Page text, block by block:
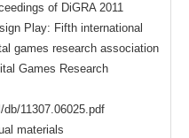
of DiGRA 2011
Play: Fifth international
games research association
Games Research
db/11307.06025.pdf
materials